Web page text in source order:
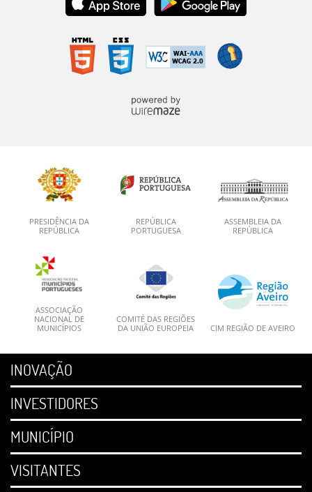
PRESIDÊNCIA DA
REPÚBLICA
REPÚBLICA
PORTUGUESA
ASSEMBLEIA DA
REPÚBLICA
ASSOCIAÇÃO
NACIONAL DE
MUNICÍPIOS
COMITÉ DAS REGIÕES
DA UNIÃO EUROPEIA
CIM REGIÃO DE AVEIRO
INOVAÇÃO
INVESTIDORES
MUNICÍPIO
VISITANTES